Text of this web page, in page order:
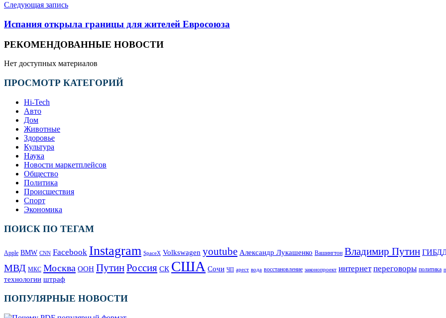
Следующая запись
Испания открыла границы для жителей Евросоюза
РЕКОМЕНДОВАННЫЕ НОВОСТИ
Нет доступных материалов
ПРОСМОТР КАТЕГОРИЙ
Hi-Tech
Авто
Дом
Животные
Здоровье
Культура
Наука
Новости маркетплейсов
Общество
Политика
Происшествия
Спорт
Экономика
ПОИСК ПО ТЕГАМ
Apple BMW CNN Facebook Instagram SpaceX Volkswagen youtube Александр Лукашенко Вашингтон Владимир Путин
МВД МКС Москва ООН ПутинРоссия СК США Сочи ЧП арест вода восстановление законопроект интернет переговоры политика
технологии штраф
ПОПУЛЯРНЫЕ НОВОСТИ